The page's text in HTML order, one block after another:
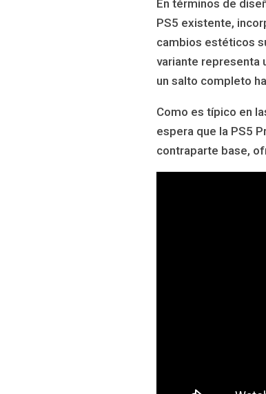
En términos de
PS5 existente,
cambios estéticos
variante representa
un salto completo
Como es típico en
espera que la PS5
contraparte base,